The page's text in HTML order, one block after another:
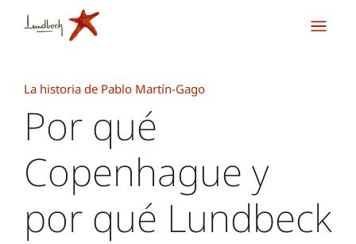
La historia de Pablo Martín-Gago
Por qué
Copenhague y
por qué Lundbeck